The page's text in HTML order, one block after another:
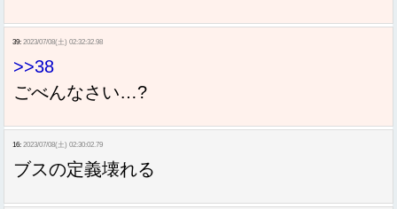
39: 2023/07/08(土) 02:32:32.98
>>38
ごべんなさい…?
16: 2023/07/08(土) 02:30:02.79
ブスの定義壊れる